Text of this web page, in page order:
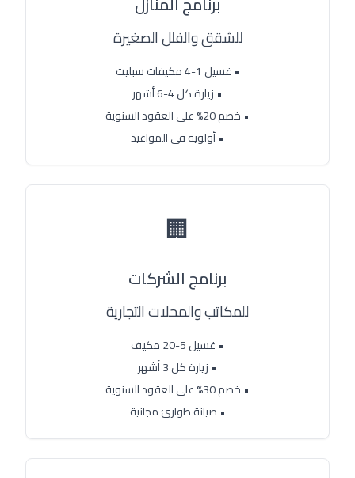
للشقق والفلل الصغيرة
• غسيل 1-4 مكيفات سبليت
• زيارة كل 4-6 أشهر
• خصم 20% على العقود السنوية
• أولوية في المواعيد
🏢
برنامج الشركات
للمكاتب والمحلات التجارية
• غسيل 5-20 مكيف
• زيارة كل 3 أشهر
• خصم 30% على العقود السنوية
• صيانة طوارئ مجانية